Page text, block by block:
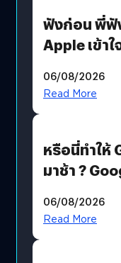
ฟังก่อน พี่ฟั
Apple เข้า
06/08/2026
Read More
หรือนี่ทำให้
มาช้า ?
AGI
06/08/2026
Read More